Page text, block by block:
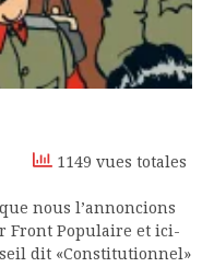
1149 vues totales
nous l’annoncions
Front Populaire et ici-
dit «Constitutionnel»